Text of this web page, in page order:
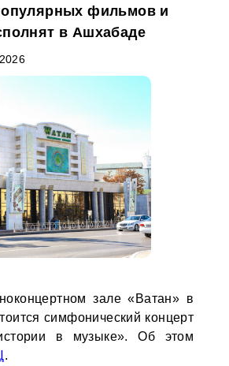
фильмов и
в Ашхабаде
зале «Ватан» в
симфонический концерт
в музыке». Об этом
.